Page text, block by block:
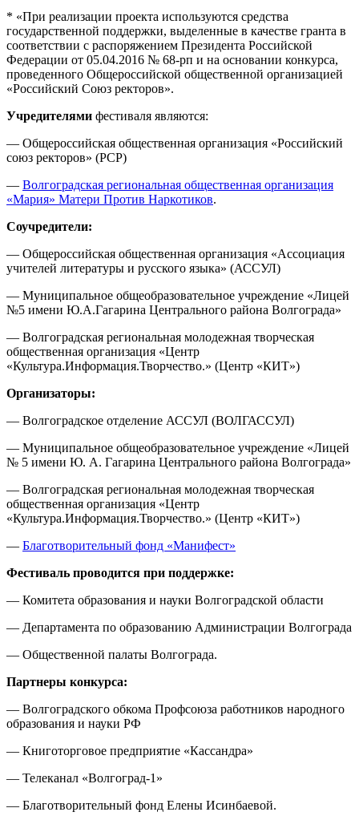
* «При реализации проекта используются средства
государственной поддержки, выделенные в качестве гранта в
соответствии c распоряжением Президента Российской
Федерации от 05.04.2016 № 68-рп и на основании конкурса,
проведенного Общероссийской общественной организацией
«Российский Союз ректоров».
Учредителями фестиваля являются:
— Общероссийская общественная организация «Российский
союз ректоров» (РСР)
— Волгоградская региональная общественная организация
«Мария» Матери Против Наркотиков.
Соучредители:
— Общероссийская общественная организация «Ассоциация
учителей литературы и русского языка» (АССУЛ)
— Муниципальное общеобразовательное учреждение «Лицей
№5 имени Ю.А.Гагарина Центрального района Волгограда»
— Волгоградская региональная молодежная творческая
общественная организация «Центр
«Культура.Информация.Творчество.» (Центр «КИТ»)
Организаторы:
— Волгоградское отделение АССУЛ (ВОЛГАССУЛ)
— Муниципальное общеобразовательное учреждение «Лицей
№ 5 имени Ю. А. Гагарина Центрального района Волгограда»
— Волгоградская региональная молодежная творческая
общественная организация «Центр
«Культура.Информация.Творчество.» (Центр «КИТ»)
— Благотворительный фонд «Манифест»
Фестиваль проводится при поддержке:
— Комитета образования и науки Волгоградской области
— Департамента по образованию Администрации Волгограда
— Общественной палаты Волгограда.
Партнеры конкурса:
— Волгоградского обкома Профсоюза работников народного
образования и науки РФ
— Книготорговое предприятие «Кассандра»
— Телеканал «Волгоград-1»
— Благотворительный фонд Елены Исинбаевой.